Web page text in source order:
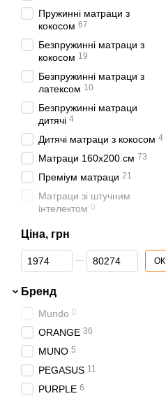
Пружинні матраци з
кокосом 67
Безпружинні матраци з
кокосом 19
Безпружинні матраци з
латексом 10
Безпружинні матраци
дитячі 4
Дитячі матраци з кокосом 4
Матраци 160х200 см 73
Преміум матраци 21
Матраци зі штучним
інтелектом 0
Ціна, грн
Від Ціна, грн
До Ціна, грн ОК
Бренд
Mundo 0
ORANGE 36
MUNO 5
PEGASUS 11
PURPLE 6